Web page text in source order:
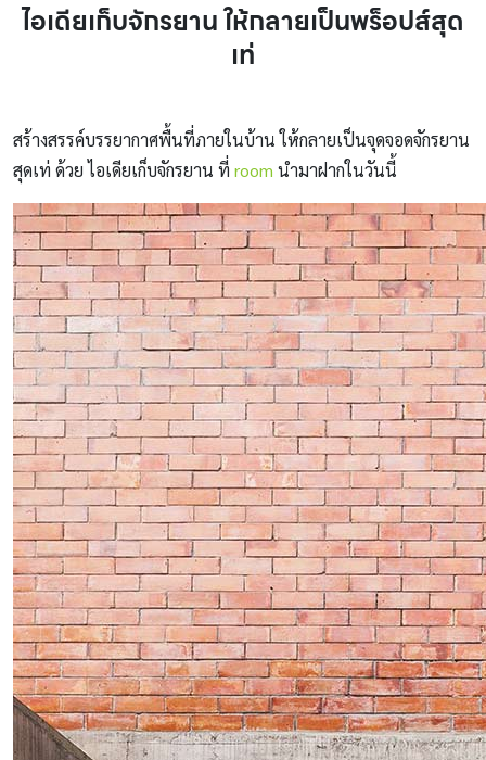
ไอเดียเก็บจักรยาน ให้กลายเป็นพร็อปส์สุด
เท่
สร้างสรรค์บรรยากาศพื้นที่ภายในบ้าน ให้กลายเป็นจุดจอดจักรยาน
สุดเท่ ด้วย ไอเดียเก็บจักรยาน ที่ room นำมาฝากในวันนี้